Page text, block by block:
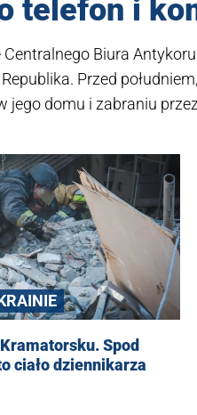
telefon i
Biura
Przed
jego domu i zabraniu
Spod
ciało dziennikarza